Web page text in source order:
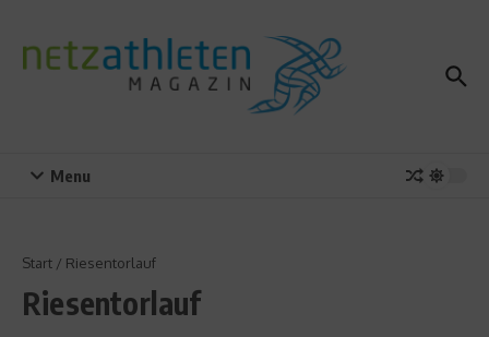
Menu
Start / Riesentorlauf
Riesentorlauf